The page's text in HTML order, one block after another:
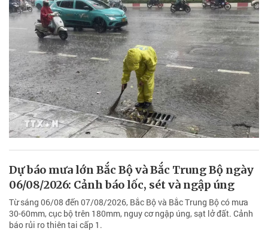
Dự báo mưa lớn Bắc Bộ và Bắc Trung Bộ ngày
06/08/2026: Cảnh báo lốc, sét và ngập úng
Từ sáng 06/08 đến 07/08/2026, Bắc Bộ và Bắc Trung Bộ có mưa
30-60mm, cục bộ trên 180mm, nguy cơ ngập úng, sạt lở đất. Cảnh
báo rủi ro thiên tai cấp 1.